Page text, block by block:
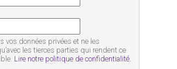
vos données privées et ne les
les tierces parties qui rendent ce
Lire notre politique de confidentialité.